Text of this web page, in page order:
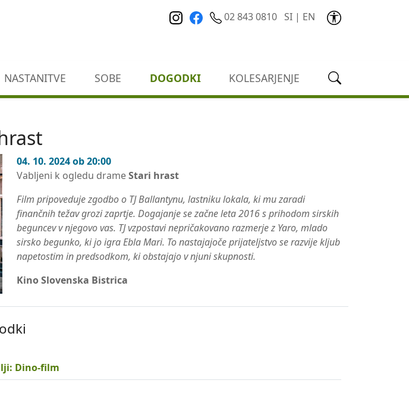
02 843 0810 SI | EN
NASTANITVE SOBE DOGODKI KOLESARJENJE
04. 10. 2024 ob 20:00
Vabljeni k ogledu drameStari hrast
Film pripoveduje zgodbo o TJ Ballantynu, lastniku lokala, ki mu zaradi
finančnih težav grozi zaprtje. Dogajanje se začne leta 2016 s prihodom sirskih
beguncev v njegovo vas. TJ vzpostavi nepričakovano razmerje z Yaro, mlado
sirsko begunko, ki jo igra Ebla Mari. To nastajajoče prijateljstvo se razvije kljub
napetostim in predsodkom, ki obstajajo v njuni skupnosti.
Kino Slovenska Bistrica
Dino-film